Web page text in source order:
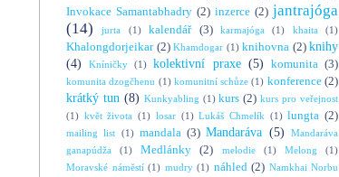
Invokace Samantabhadry (2) inzerce (2) jantrajóga
(14)
jurta (1) kalendář (3) karmajóga (1) khaita (1)
Khalongdorjeikar (2) Khamdogar (1) knihovna (2) knihy
(4)
Kníničky (1) kolektivní praxe (5) komunita (3)
komunita dzogčhenu (1) komunitní schůze (1) konference (2)
krátký tun (8) Kunkyabling (1) kurs (2) kurs pro veřejnost
(1) květ života (1) losar (1) Lukáš Chmelík (1) lungta (2)
mailing list (1) mandala (3) Mandaráva (5)
Mandaráva
ganapúdža
(1) Medlánky (2) melodie (1) Melong
(1)
Moravské náměstí (1) mudry (1) náhled (2) Namkhai Norbu